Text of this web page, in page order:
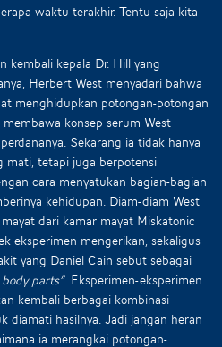
waktu terakhir. Tentu saja kita
kembali kepala Dr. Hill yang
Herbert West menyadari bahwa
menghidupkan potongan-potongan
konsep serum West
Sekarang ia tidak hanya
mati, tetapi juga berpotensi
cara menyatukan bagian-bagian
kehidupan. Diam-diam West
dari kamar mayat Miskatonic
eksperimen mengerikan, sekaligus
yang Daniel Cain sebut sebagai
parts”. Eksperimen-eksperimen
kembali berbagai kombinasi
diamati hasilnya. Jadi jangan heran
ia merangkai potongan-